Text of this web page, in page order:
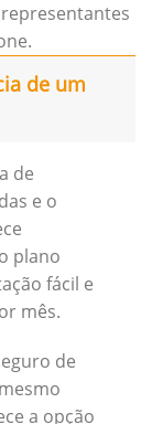
de um
de
e o
plano
fácil e
mês.
de
a opção